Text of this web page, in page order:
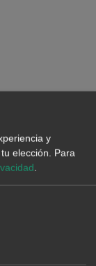
de
los mercados
de la
y
elección. Para
.